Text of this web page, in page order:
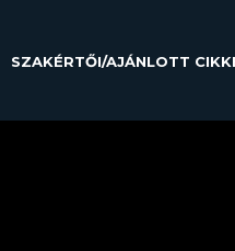
SZAKÉRTŐI/AJÁNLOTT